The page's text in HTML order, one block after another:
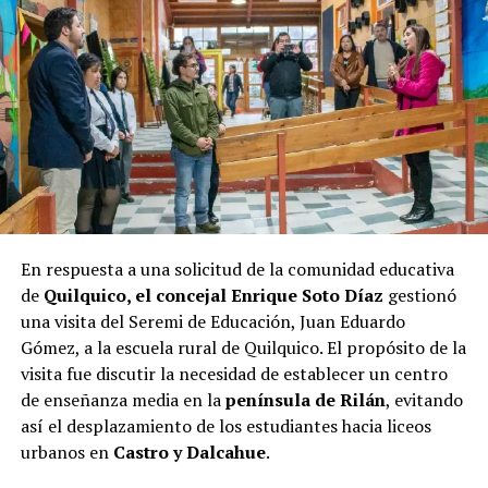
Las elecciones de octubre serán decisivas para Castro, y
los próximos días serán cruciales para todos los
candidatos en la recta final hacia las urnas.
En respuesta a una solicitud de la comunidad educativa
de Quilquico, el concejal Enrique Soto Díaz gestionó
una visita del Seremi de Educación, Juan Eduardo
Gómez, a la escuela rural de Quilquico. El propósito de la
visita fue discutir la necesidad de establecer un centro
de enseñanza media en lapenínsula de Rilán, evitando
así el desplazamiento de los estudiantes hacia liceos
urbanos en Castro y Dalcahue.